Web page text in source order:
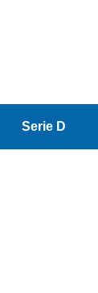
Serie D